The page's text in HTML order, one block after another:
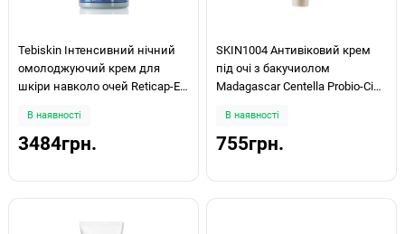
Tebiskin Інтенсивний нічний
омолоджуючий крем для
шкіри навколо очей Reticap-EL
В наявності
3484грн.
SKIN1004 Антивіковий крем
під очі з бакучиолом
Madagascar Centella Probio-Cica
В наявності
755грн.